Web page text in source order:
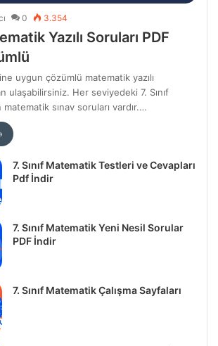
0 3.354
Yazılı Soruları PDF
uygun çözümlü matematik yazılı
ulaşabilirsiniz. Her seviyedeki 7. Sınıf
sınav soruları vardır.…
7. Sınıf Matematik Testleri ve Cevapları
Pdf İndir
7. Sınıf Matematik Yeni Nesil Sorular
PDF İndir
7. Sınıf Matematik Çalışma Sayfaları